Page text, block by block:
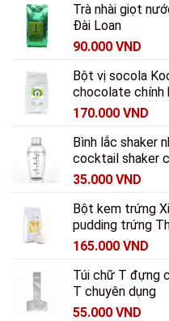
Trà nhài giọt
Đài Loan
90.000 VND
Bột vị socola
chocolate chính
170.000 VND
Bình lắc shaker
cocktail shaker
35.000 VND
Bột kem trứng
pudding trứng
165.000 VND
Túi chữ T đựng
T chuyên dụng
55.000 VND